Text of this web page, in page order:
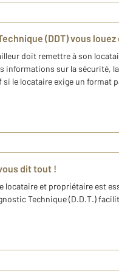
(DDT) vous
doit remettre à son
informations sur la sécurité,
le locataire exige un format
dit tout !
et propriétaire est
Technique (D.D.T.)